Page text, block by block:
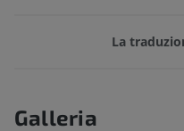
La
Galleria